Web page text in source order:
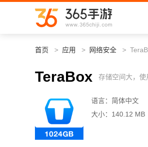
首页 应用 网络安全
TeraBox 存储空间大，使
语言： 简体中文
大小： 140.12 MB